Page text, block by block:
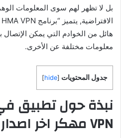
بل لا تظهر لهم سوى المعلومات
هائل من الخوادم التي يمكن
معلومات مختلفة عن الأخرى.
جدول المحتويات [
hide
]
VPN مهكر اخر اصدار برابط مباشر